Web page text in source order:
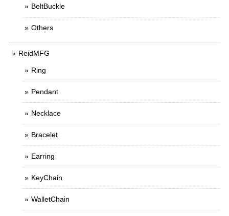
BeltBuckle
Others
ReidMFG
Ring
Pendant
Necklace
Bracelet
Earring
KeyChain
WalletChain